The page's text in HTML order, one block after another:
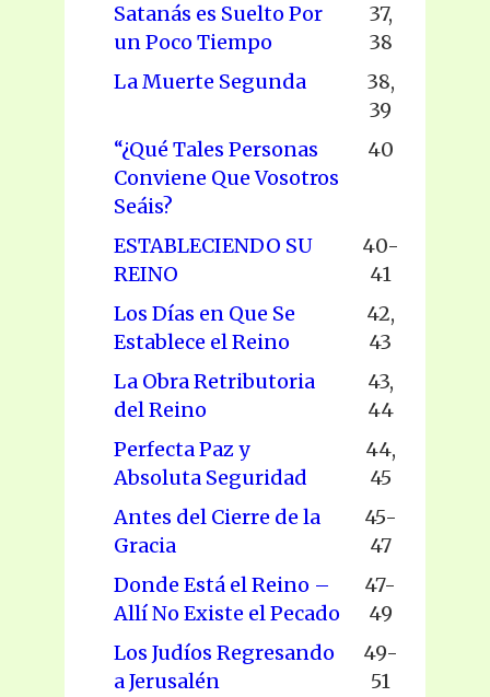
Satanás es Suelto Por
un Poco Tiempo
37,
38
La Muerte Segunda
38,
39
“¿Qué Tales Personas
Conviene Que Vosotros
Seáis?
40
ESTABLECIENDO SU
REINO
40-
41
Los Días en Que Se
Establece el Reino
42,
43
La Obra Retributoria
del Reino
43,
44
Perfecta Paz y
Absoluta Seguridad
44,
45
Antes del Cierre de la
Gracia
45-
47
Donde Está el Reino –
Allí No Existe el Pecado
47-
49
Los Judíos Regresando
a Jerusalén
49-
51